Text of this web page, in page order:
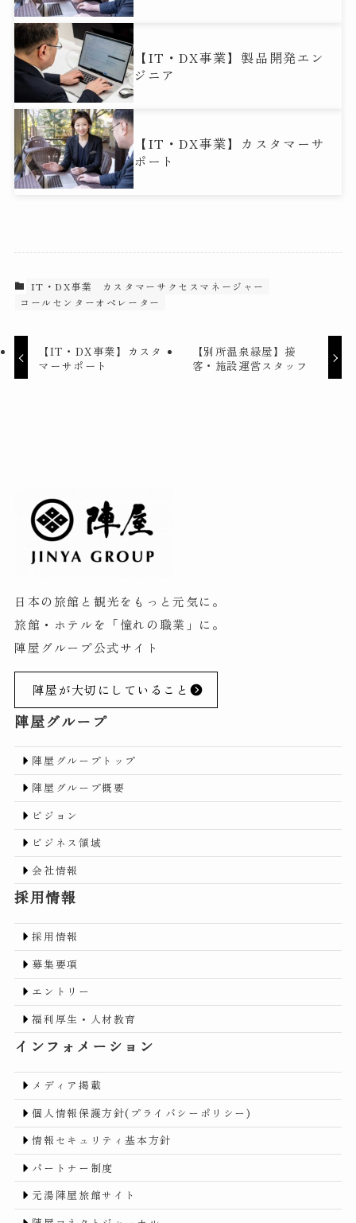
【IT・DX事業】製品開発エン
ジニア
【IT・DX事業】カスタマーサ
ポート
IT・DX事業
カスタマーサクセスマネージャー
コールセンターオペレーター
【IT・DX事業】カスタ
マーサポート
【別所温泉緑屋】接
客・施設運営スタッフ
日本の旅館と観光をもっと元気に。
旅館・ホテルを「憧れの職業」に。
陣屋グループ公式サイト
陣屋が大切にしていること
陣屋グループ
陣屋グループトップ
陣屋グループ概要
ビジョン
ビジネス領域
会社情報
採用情報
採用情報
募集要項
エントリー
福利厚生・人材教育
インフォメーション
メディア掲載
個人情報保護方針(プライバシーポリシー)
情報セキュリティ基本方針
パートナー制度
元湯陣屋旅館サイト